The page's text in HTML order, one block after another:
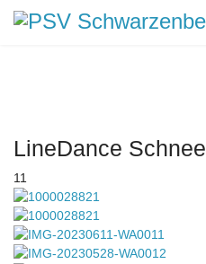
LineDance
11